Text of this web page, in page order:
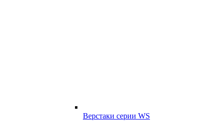
Верстаки серии WS